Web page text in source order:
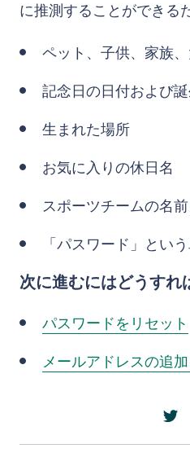
に推測することができる
ペット、子供、家族
記念日の日付および
生まれた場所
お気に入りの休日名
スポーツチームの名
「パスワード」とい
次に進むにはどうすれ
パスワードをリセット
メールアドレスの追